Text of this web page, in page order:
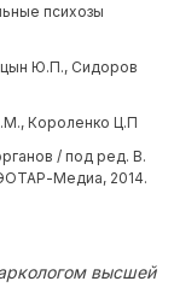
психозы
Ю.П., Сидоров
Короленко Ц.П
/ под ред. В.
Медиа, 2014.
высшей